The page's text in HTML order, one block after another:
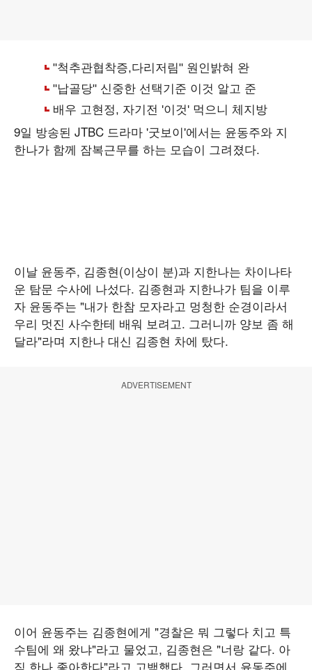
9일 방송된 JTBC 드라마 '굿보이'에서는 윤동주와 지
한나가 함께 잠복근무를 하는 모습이 그려졌다.
이날 윤동주, 김종현(이상이 분)과 지한나는 차이나타
운 탐문 수사에 나섰다. 김종현과 지한나가 팀을 이루
자 윤동주는 "내가 한참 모자라고 멍청한 순경이라서
우리 멋진 사수한테 배워 보려고. 그러니까 양보 좀 해
달라"라며 지한나 대신 김종현 차에 탔다.
ADVERTISEMENT
이어 윤동주는 김종현에게 "경찰은 뭐 그렇다 치고 특
수팀에 왜 왔냐"라고 물었고, 김종현은 "너랑 같다. 아
직 한나 좋아한다"라고 고백했다. 그러면서 윤동주에